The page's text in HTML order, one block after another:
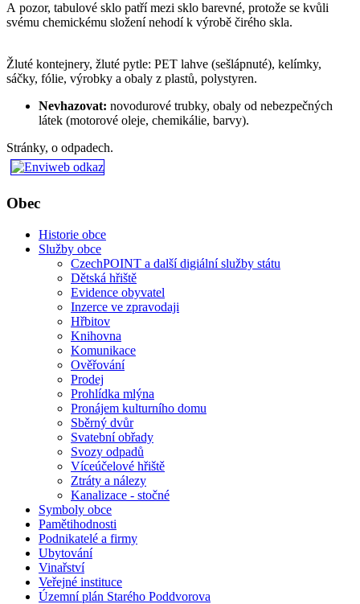
A pozor, tabulové sklo patří mezi sklo barevné, protože se kvůli
svému chemickému složení nehodí k výrobě čirého skla.
Žluté kontejnery, žluté pytle: PET lahve (sešlápnuté), kelímky,
sáčky, fólie, výrobky a obaly z plastů, polystyren.
Nevhazovat: novodurové trubky, obaly od nebezpečných
látek (motorové oleje, chemikálie, barvy).
Stránky, o odpadech.
Obec
Historie obce
Služby obce
CzechPOINT a další digiální služby státu
Dětská hřiště
Evidence obyvatel
Inzerce ve zpravodaji
Hřbitov
Knihovna
Komunikace
Ověřování
Prodej
Prohlídka mlýna
Pronájem kulturního domu
Sběrný dvůr
Svatební obřady
Svozy odpadů
Víceúčelové hřiště
Ztráty a nálezy
Kanalizace - stočné
Symboly obce
Pamětihodnosti
Podnikatelé a firmy
Ubytování
Vinařství
Veřejné instituce
Územní plán Starého Poddvorova